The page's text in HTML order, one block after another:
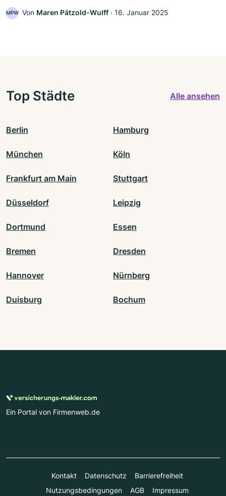
MPW Von Maren Pätzold-Wulff ‧ 16. Januar 2025
Top Städte Alle ansehen
Berlin Hamburg
München Köln
Frankfurt am Main Stuttgart
Düsseldorf Leipzig
Dortmund Essen
Bremen Dresden
Hannover Nürnberg
Duisburg Bochum
Ein Portal von Firmenweb.de
Kontakt Datenschutz
Barrierefreiheit
Nutzungsbedingungen
AGB Impressum